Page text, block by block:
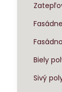
Biely
Sivý